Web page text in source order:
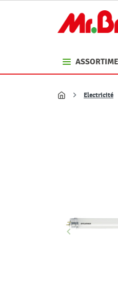
Accueil
Electricité
Précédent
keyboard_arrow_left